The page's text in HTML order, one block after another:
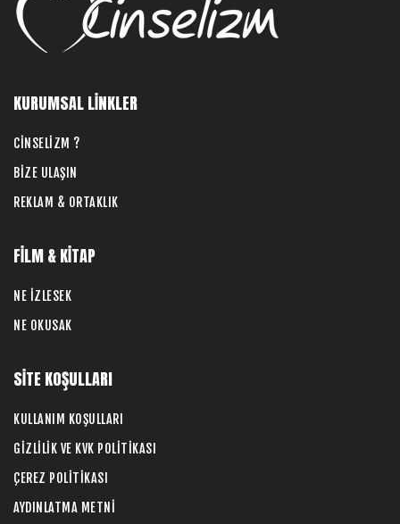
KURUMSAL LİNKLER
CİNSELİZM ?
BİZE ULAŞIN
REKLAM & ORTAKLIK
FİLM & KİTAP
NE İZLESEK
NE OKUSAK
SİTE KOŞULLARI
KULLANIM KOŞULLARI
GİZLİLİK VE KVK POLİTİKASI
ÇEREZ POLİTİKASI
AYDINLATMA METNİ